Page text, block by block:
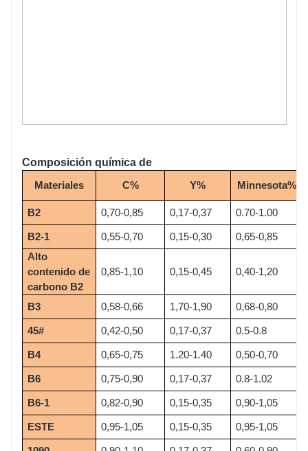
Composición química de
Materiales
C% Y% Minnesota%
B2 0,70-0,85 0,17-0,37 0.70-1.00
B2-1 0,55-0,70 0,15-0,30
0,65-0,85
Alto
contenido de
carbono B2
0,85-1,10 0,15-0,45 0,40-1,20
B3 0,58-0,66 1,70-1,90 0,68-0,80
45# 0,42-0,50 0,17-0,37 0.5-0.8
B4 0,65-0,75 1.20-1.40 0,50-0,70
B6 0,75-0,90 0,17-0,37 0.8-1.02
B6-1 0,82-0,90 0,15-0,35 0,90-1,05
ESTE 0,95-1,05 0,15-0,35 0,95-1,05